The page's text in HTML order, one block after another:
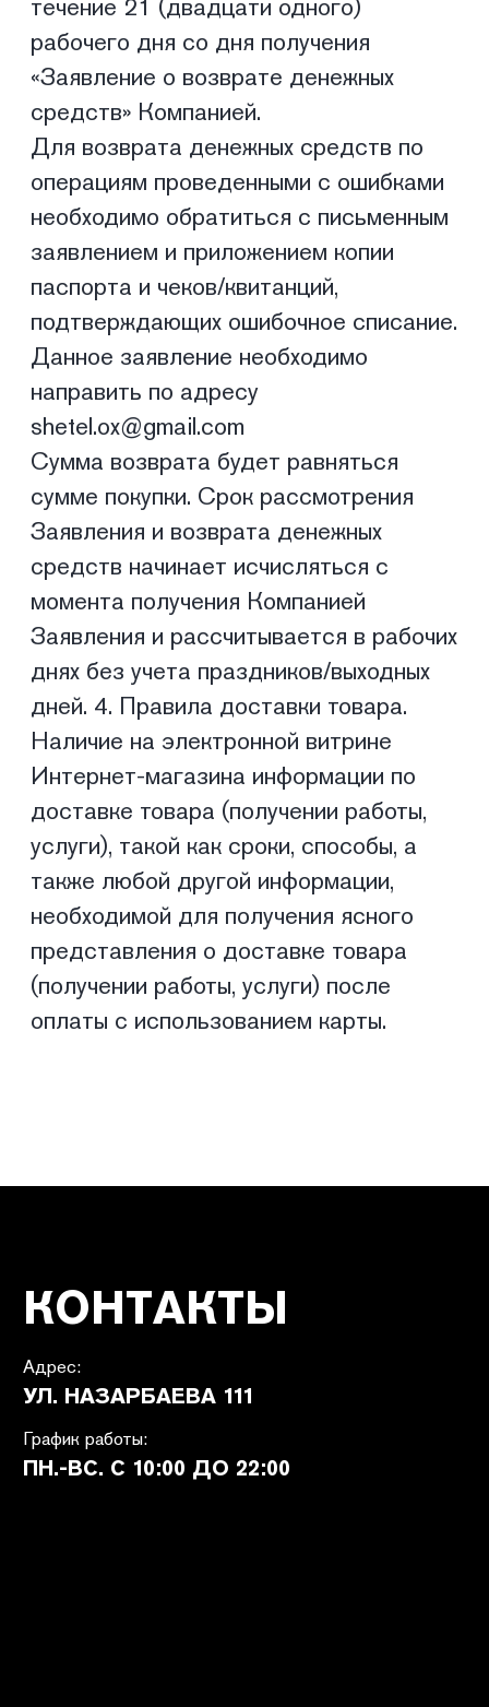
доставке товара (получении работы,
услуги), такой как сроки, способы, а
также любой другой информации,
необходимой для получения ясного
представления о доставке товара
(получении работы, услуги) после
КОНТАКТЫ
Адрес:
График работы:
УЛ. НАЗАРБАЕВА 111
ПН.-ВС. С 10:00 ДО 22:00
ПОКУПАТЕЛЯМ
SHETÉL STUDIOS
Доставка
О бренде
Оплата Контакты
Возврат и обмен
Вакансии
Ответы на вопросы